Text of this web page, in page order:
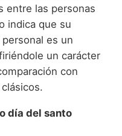
entre las personas
indica que su
es un
un carácter
con
día del santo